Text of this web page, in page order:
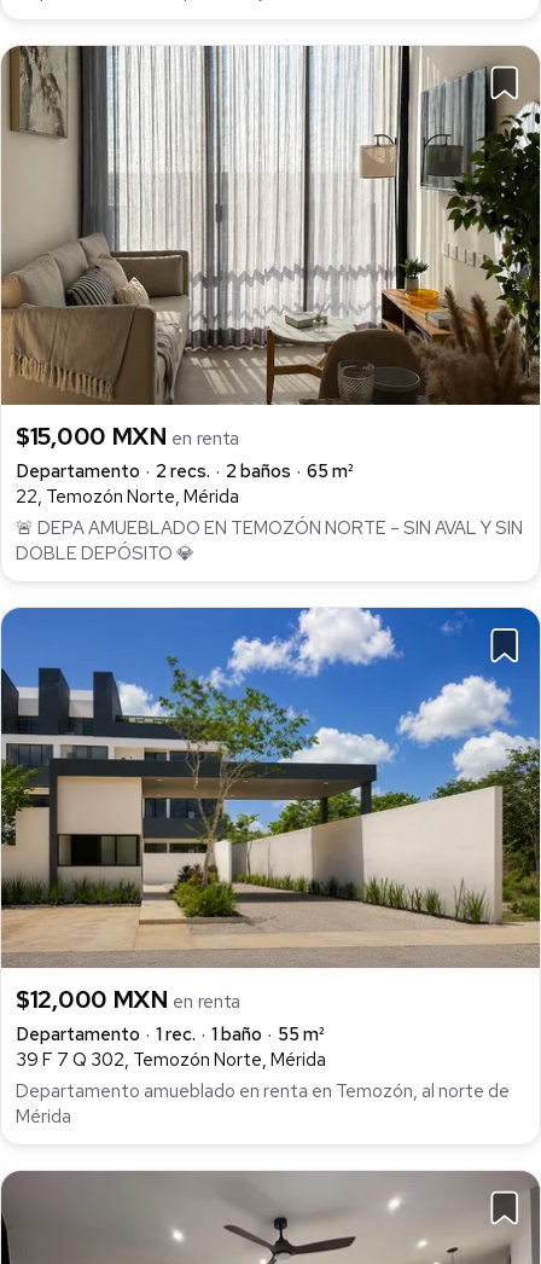
$15,000 MXN en renta
Departamento
2 recs. 2 baños
65 m²
22, Temozón Norte, Mérida
🚨 DEPA AMUEBLADO EN TEMOZÓN NORTE – SIN AVAL Y SIN
DOBLE DEPÓSITO 💎
$12,000 MXN en renta
Departamento
1 rec. 1 baño
55 m²
39 F 7 Q 302, Temozón Norte, Mérida
Departamento amueblado en renta en Temozón, al norte de
Mérida